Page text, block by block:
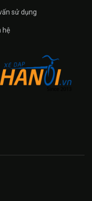
sử dụng
hệ